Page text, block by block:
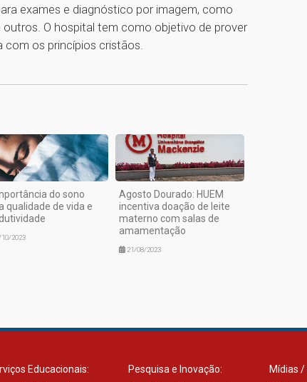
exames e diagnóstico por imagem, como
O hospital tem como objetivo de prover
com os princípios cristãos.
do sono
qualidade de vida e
2023
Agosto Dourado: HUEM
incentiva doação de leite
materno com salas de
amamentação
21/08/2023
Educacionais:
Pesquisa e Inovação:
Mídias /